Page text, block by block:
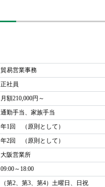
貿易営業事務
正社員
月額210,000円～
通勤手当、家族手当
年1回 （原則として）
年2回 （原則として）
大阪営業所
09:00～18:00
（第2、第3、第4）土曜日、日祝